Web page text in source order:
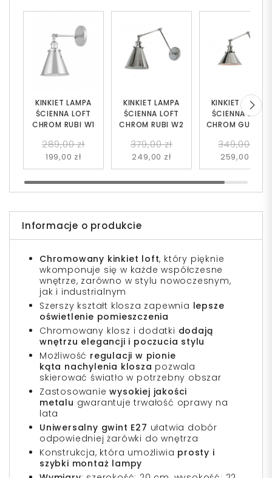
KINKIET LAMPA
ŚCIENNA LOFT
CHROM RUBI W1
289,00 zł
199,00 zł
KINKIET LAMPA
ŚCIENNA LOFT
CHROM GUBI
349,00 zł
259,00 zł
KINKIET LAMPA
ŚCIENNA LOFT
CHROM RUBI W2
379,00 zł
249,00 zł
Informacje o produkcie
Chromowany kinkiet loft, który pięknie
wkomponuje się w każde współczesne
wnętrze, zarówno w stylu nowoczesnym,
jak i industrialnym
Szerszy kształt klosza zapewnia lepsze
oświetlenie pomieszczenia
Chromowany klosz i dodatki dodają
wnętrzu elegancji i poczucia stylu
Możliwość regulacji w pionie
kąta nachylenia klosza pozwala
skierować światło w potrzebny obszar
Zastosowaniewysokiej jakości
metalu gwarantuje trwałość oprawy na
lata
Uniwersalny gwint E27 ułatwia dobór
odpowiedniej żarówki do wnętrza
Konstrukcja, która umożliwia prosty i
szybki montaż lampy